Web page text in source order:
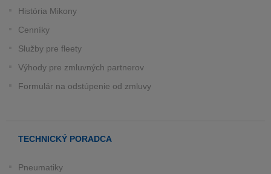
História Mikony
Cenníky
Služby pre fleety
Výhody pre zmluvných partnerov
Formulár na odstúpenie od zmluvy
TECHNICKÝ PORADCA
Pneumatiky